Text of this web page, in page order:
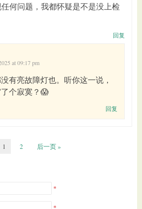
何问题，我都怀疑是不是没上检
回复
at 09:17 pm
有亮故障灯也。听你这一说，
个寂寞？😱
回复
1 2 后一页 »